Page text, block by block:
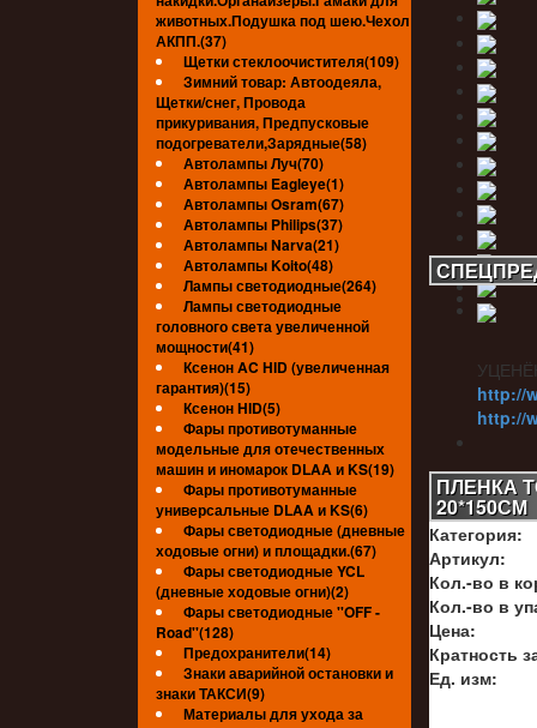
животных.Подушка под шею.Чехол
АКПП.(37)
Щетки стеклоочистителя(109)
Зимний товар: Автоодеяла,
Щетки/снег, Провода
прикуривания, Предпусковые
подогреватели,Зарядные(58)
Автолампы Луч(70)
Автолампы Eagleye(1)
Автолампы Osram(67)
Автолампы Philips(37)
Автолампы Narva(21)
Автолампы Koito(48)
Лампы светодиодные(264)
Лампы светодиодные
головного света увеличенной
мощности(41)
Ксенон AC HID (увеличенная
гарантия)(15)
Ксенон HID(5)
Фары противотуманные
модельные для отечественных
машин и иномарок DLAA и KS(19)
Фары противотуманные
универсальные DLAA и KS(6)
Фары светодиодные (дневные
ходовые огни) и площадки.(67)
Фары светодиодные YCL
(дневные ходовые огни)(2)
Фары светодиодные ''OFF -
Road''(128)
Предохранители(14)
Знаки аварийной остановки и
знаки ТАКСИ(9)
Материалы для ухода за
http://
http://
http://
ПЛЕНКА
20*150СМ
Категория:
Артикул:
Кол.-во в
Кол.-во в
Цена:
Кратность
Ед. изм: